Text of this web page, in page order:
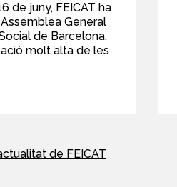
de juny, FEICAT ha
General
de Barcelona,
molt alta de les
de FEICAT